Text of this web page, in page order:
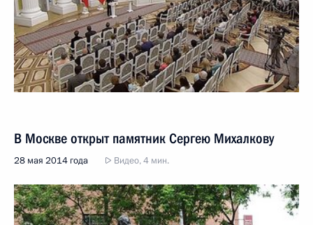
В Москве открыт памятник Сергею Михалкову
28 мая 2014 года Видео, 4 мин.